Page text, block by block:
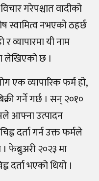
गरेपश्चात वादीको
स्वामित्व नभएको ठहर्छ
व्यापारमा यी नाम
लेखिएको छ ।
एक व्यापारिक फर्म हो,
गर्ने गर्छ । सन्‌ २०१०
आफ्ना उत्पादन
दर्ता गर्न उक्त फर्मले
फेब्रुअरी २०२३ मा
दर्ता भएको थियो ।